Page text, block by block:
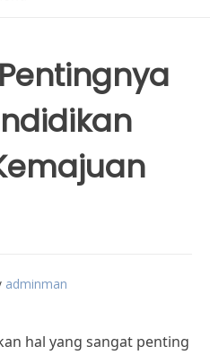
adminman
hal yang sangat penting